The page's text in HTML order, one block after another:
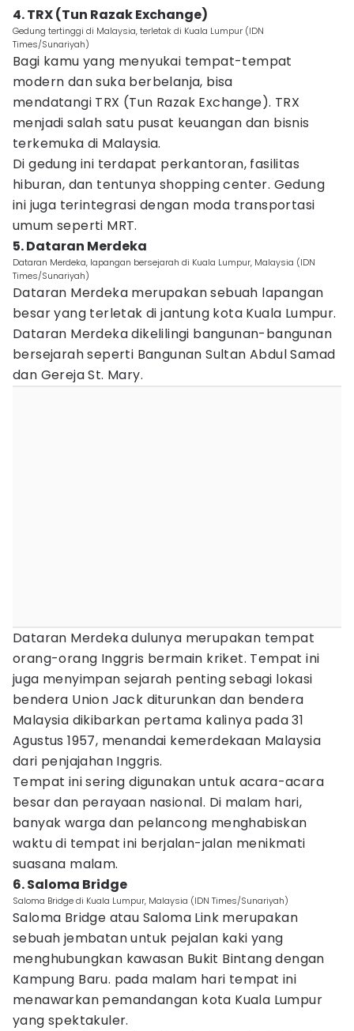
4. TRX (Tun Razak Exchange)
Gedung tertinggi di Malaysia, terletak di Kuala Lumpur (IDN
Times/Sunariyah)
Bagi kamu yang menyukai tempat-tempat
modern dan suka berbelanja, bisa
mendatangi TRX (Tun Razak Exchange). TRX
menjadi salah satu pusat keuangan dan bisnis
terkemuka di Malaysia.
Di gedung ini terdapat perkantoran, fasilitas
hiburan, dan tentunya shopping center. Gedung
ini juga terintegrasi dengan moda transportasi
umum seperti MRT.
5. Dataran Merdeka
Dataran Merdeka, lapangan bersejarah di Kuala Lumpur, Malaysia (IDN
Times/Sunariyah)
Dataran Merdeka merupakan sebuah lapangan
besar yang terletak di jantung kota Kuala Lumpur.
Dataran Merdeka dikelilingi bangunan-bangunan
bersejarah seperti Bangunan Sultan Abdul Samad
dan Gereja St. Mary.
Dataran Merdeka dulunya merupakan tempat
orang-orang Inggris bermain kriket. Tempat ini
juga menyimpan sejarah penting sebagi lokasi
bendera Union Jack diturunkan dan bendera
Malaysia dikibarkan pertama kalinya pada 31
Agustus 1957, menandai kemerdekaan Malaysia
dari penjajahan Inggris.
Tempat ini sering digunakan untuk acara-acara
besar dan perayaan nasional. Di malam hari,
banyak warga dan pelancong menghabiskan
waktu di tempat ini berjalan-jalan menikmati
suasana malam.
6. Saloma Bridge
Saloma Bridge di Kuala Lumpur, Malaysia (IDN Times/Sunariyah)
Saloma Bridge atau Saloma Link merupakan
sebuah jembatan untuk pejalan kaki yang
menghubungkan kawasan Bukit Bintang dengan
Kampung Baru. pada malam hari tempat ini
menawarkan pemandangan kota Kuala Lumpur
yang spektakuler.